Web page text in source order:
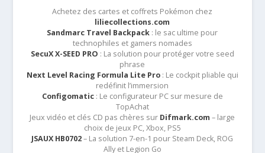
Achetez des cartes et coffrets Pokémon chez
liliecollections.com
Sandmarc Travel Backpack : le sac ultime pour
technophiles et gamers nomades
SecuX X-SEED PRO : La solution pour protéger votre seed
phrase
Next Level Racing Formula Lite Pro: Le cockpit pliable qui
redéfinit l’immersion
Configomatic: Le configurateur PC sur mesure de
TopAchat
Jeux vidéo et clés CD pas chères sur Difmark.com – large
choix de jeux PC, Xbox, PS5
JSAUX HB0702– La solution 7-en-1 pour Steam Deck, ROG
Ally et Legion Go